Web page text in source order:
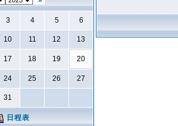
3 4 5 6
10 11 12 13
17 18 19 20
24 25 26 27
31
日程表